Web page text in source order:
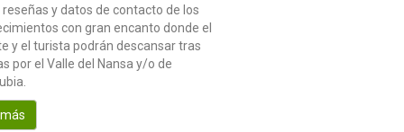
reseñas y datos de contacto de los
con gran encanto donde el
y el turista podrán descansar tras
por el Valle del Nansa y/o de